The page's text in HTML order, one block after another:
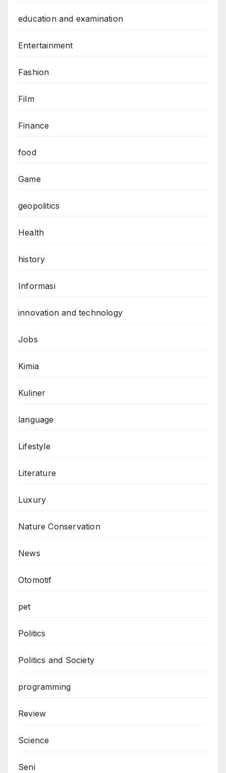
education and examination
Entertainment
Fashion
Film
Finance
food
Game
geopolitics
Health
history
Informasi
innovation and technology
Jobs
Kimia
Kuliner
language
Lifestyle
Literature
Luxury
Nature Conservation
News
Otomotif
pet
Politics
Politics and Society
programming
Review
Science
Seni